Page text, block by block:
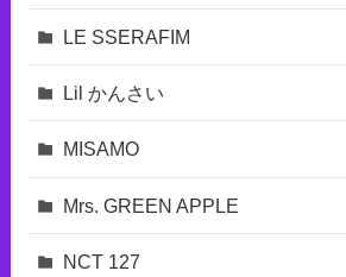
LE SSERAFIM
Lil かんさい
MISAMO
Mrs. GREEN APPLE
NCT 127